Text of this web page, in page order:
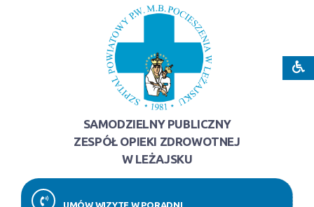
SAMODZIELNY PUBLICZNY
ZESPÓŁ OPIEKI ZDROWOTNEJ
W LEŻAJSKU
UMÓW WIZYTĘ W PORADNI